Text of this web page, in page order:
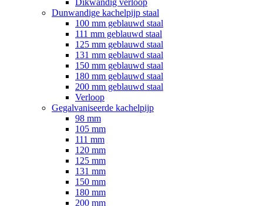
Dikwandig verloop
Dunwandige kachelpijp staal
100 mm geblauwd staal
111 mm geblauwd staal
125 mm geblauwd staal
131 mm geblauwd staal
150 mm geblauwd staal
180 mm geblauwd staal
200 mm geblauwd staal
Verloop
Gegalvaniseerde kachelpijp
98 mm
105 mm
111 mm
120 mm
125 mm
131 mm
150 mm
180 mm
200 mm